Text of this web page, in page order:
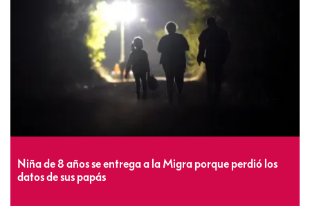
Niña de 8 años se entrega a la Migra porque perdió los
datos de sus papás